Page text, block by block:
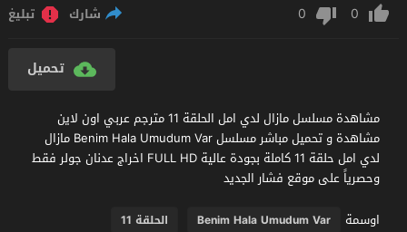
0
0 شارك تبليغ
تحميل
مشاهدة مسلسل مازال لدي امل الحلقة 11 مترجم عربي اون لاين
مشاهدة و تحميل مباشر مسلسل Benim Hala Umudum Var مازال
لدي امل حلقة 11 كاملة بجودة عالية FULL HD اخراج عدنان جولر فقط
وحصرياً على موقع فشار الجديد
اوسمة
Benim Hala Umudum Var
الحلقة 11